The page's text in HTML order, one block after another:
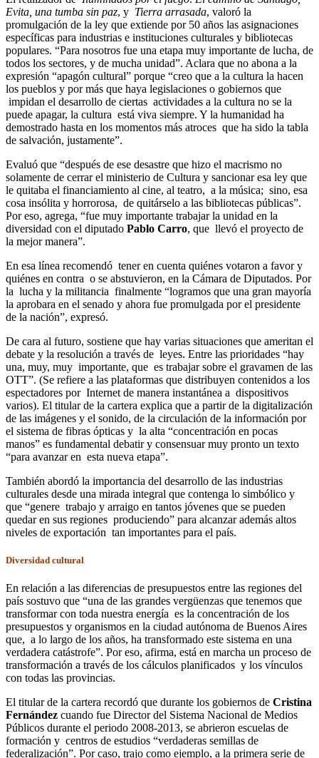
Evita, una tumba sin paz, y Tierra arrasada, valoró la
promulgación de la ley que extiende por 50 años las asignaciones
específicas para industrias e instituciones culturales y bibliotecas
populares. “Para nosotros fue una etapa muy importante de lucha, de
todos los sectores, y de mucha unidad”. Aclara que no abona a la
expresión “apagón cultural” porque “creo que a la cultura la hacen
los pueblos y por más que haya legislaciones o gobiernos que
impidan el desarrollo de ciertas actividades a la cultura no se la
puede apagar, la cultura está viva siempre. Y la humanidad ha
demostrado hasta en los momentos más atroces que ha sido la tabla
de salvación, justamente”.
Evaluó que “después de ese desastre que hizo el macrismo no
solamente de cerrar el ministerio de Cultura y sancionar esa ley que
le quitaba el financiamiento al cine, al teatro, a la música; sino, esa
cosa insólita y horrorosa, de quitárselo a las bibliotecas públicas”.
Por eso, agrega, “fue muy importante trabajar la unidad en la
diversidad con el diputado Pablo Carro, que llevó el proyecto de
la mejor manera”.
En esa línea recomendó tener en cuenta quiénes votaron a favor y
quiénes en contra o se abstuvieron, en la Cámara de Diputados. Por
la lucha y la militancia finalmente “logramos que una gran mayoría
la aprobara en el senado y ahora fue promulgada por el presidente
de la nación”, expresó.
De cara al futuro, sostiene que hay varias situaciones que ameritan el
debate y la resolución a través de leyes. Entre las prioridades “hay
una, muy, muy importante, que es trabajar sobre el gravamen de las
OTT”. (Se refiere a las plataformas que distribuyen contenidos a los
espectadores por Internet de manera instantánea a dispositivos
varios). El titular de la cartera explica que a partir de la digitalización
de las imágenes y el sonido, de la circulación de la información por
el sistema de fibras ópticas y la alta “concentración en pocas
manos” es fundamental debatir y consensuar muy pronto un texto
“para avanzar en esta nueva etapa”.
También abordó la importancia del desarrollo de las industrias
culturales desde una mirada integral que contenga lo simbólico y
que “genere trabajo y arraigo en tantos jóvenes que se pueden
quedar en sus regiones produciendo” para alcanzar además altos
niveles de exportación tan importantes para el país.
Diversidad cultural
En relación a las diferencias de presupuestos entre las regiones del
país sostuvo que “una de las grandes vergüenzas que tenemos que
transformar con toda nuestra energía es la concentración de los
presupuestos y organismos en la ciudad autónoma de Buenos Aires
que, a lo largo de los años, ha transformado este sistema en una
verdadera catástrofe”. Por eso, afirma, está en marcha un proceso de
transformación a través de los cálculos planificados y los vínculos
con todas las provincias.
El titular de la cartera recordó que durante los gobiernos de Cristina
Fernández cuando fue Director del Sistema Nacional de Medios
Públicos durante el periodo 2008-2013, se abrieron escuelas de
formación y centros de estudios “verdaderas semillas de
federalización”. Por caso, trajo como ejemplo, a la primera serie de